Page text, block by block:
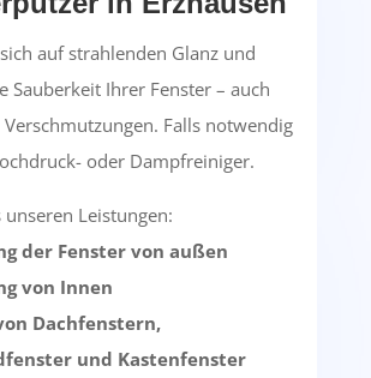
auf strahlenden Glanz und
Sauberkeit Ihrer Fenster – auch
Falls notwendig
oder Dampfreiniger.
unseren Leistungen:
der Fenster von außen
von Innen
Dachfenstern,
und Kastenfenster